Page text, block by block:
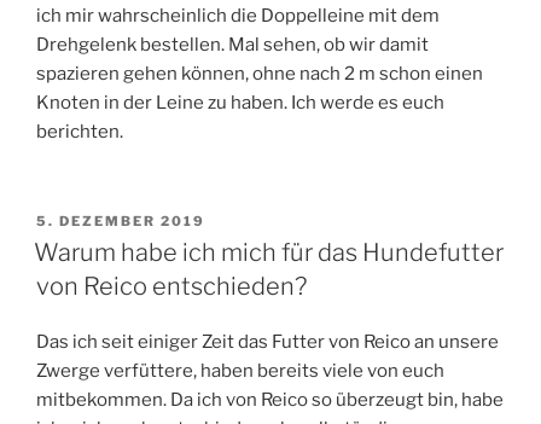
ich mir wahrscheinlich die Doppelleine mit dem
Drehgelenk bestellen. Mal sehen, ob wir damit
spazieren gehen können, ohne nach 2 m schon einen
Knoten in der Leine zu haben. Ich werde es euch
berichten.
VERÖFFENTLICHT
AM
5. DEZEMBER 2019
Warum habe ich mich für das Hundefutter
von Reico entschieden?
Das ich seit einiger Zeit das Futter von Reico an unsere
Zwerge verfüttere, haben bereits viele von euch
mitbekommen. Da ich von Reico so überzeugt bin, habe